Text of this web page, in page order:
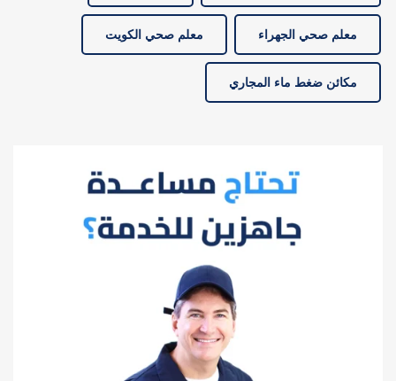
معلم صحي الجهراء معلم صحي الكويت
مكائن ضغط ماء المجاري